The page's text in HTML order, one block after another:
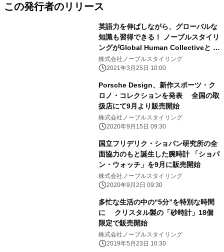
この発行者のリリース
英語力を伸ばしながら、グローバルな
知識も習得できる！ ノーブルスタイリ
ングがGlobal Human Collectiveと 業
務提携を結び新事業「オンライン英会
話」を開始
株式会社ノーブルスタイリング
2021年3月25日 10:00
Porsche Design、新作スポーツ・ク
ロノ・コレクションを発表 全国の取
扱店にて9月より販売開始
株式会社ノーブルスタイリング
2020年9月15日 09:30
国立フリデリク・ショパン研究所の全
面協力のもと誕生した腕時計 「ショパ
ン・ウォッチ」を9月に販売開始
株式会社ノーブルスタイリング
2020年9月2日 09:30
多忙な生活の中の“5分”を特別な時間
に クリスタル製の「砂時計」18個
限定で販売開始
株式会社ノーブルスタイリング
2019年5月23日 10:30